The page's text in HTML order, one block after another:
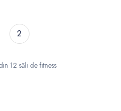
2
12 săli de fitness